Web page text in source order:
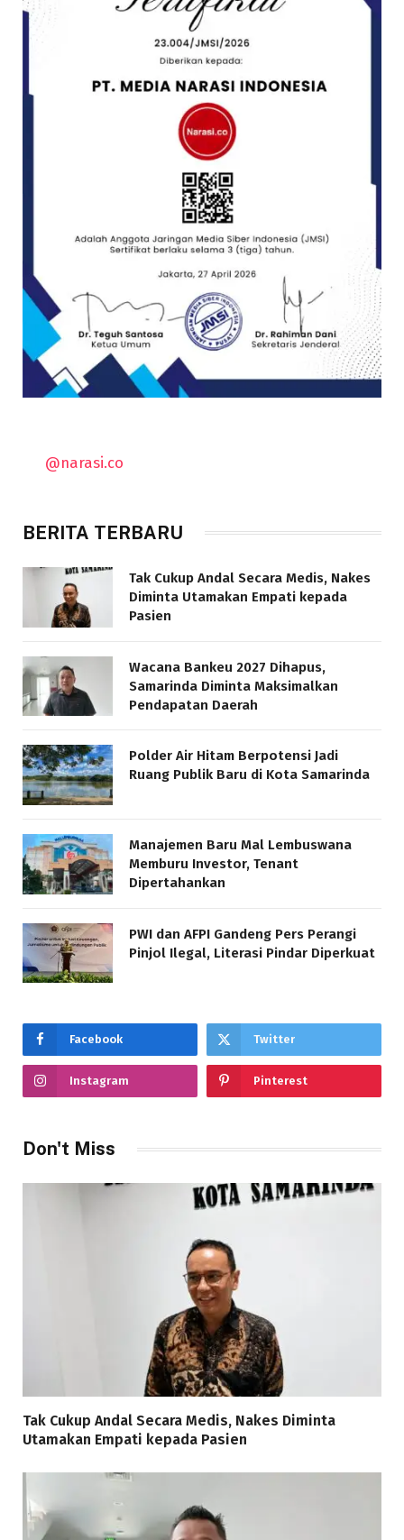
@narasi.co
BERITA TERBARU
Tak Cukup Andal Secara Medis, Nakes
Diminta Utamakan Empati kepada
Pasien
Wacana Bankeu 2027 Dihapus,
Samarinda Diminta Maksimalkan
Pendapatan Daerah
Polder Air Hitam Berpotensi Jadi
Ruang Publik Baru di Kota Samarinda
Manajemen Baru Mal Lembuswana
Memburu Investor, Tenant
Dipertahankan
PWI dan AFPI Gandeng Pers Perangi
Pinjol Ilegal, Literasi Pindar Diperkuat
Facebook Twitter
Instagram Pinterest
Don't Miss
Tak Cukup Andal Secara Medis, Nakes Diminta
Utamakan Empati kepada Pasien